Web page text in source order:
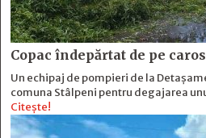
Copac îndepărtat de pe
Un echipaj de pompieri de la
comuna Stâlpeni pentru degajarea
Citește!